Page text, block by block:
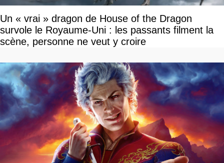
Un « vrai » dragon de House of the Dragon
survole le Royaume-Uni : les passants filment la
scène, personne ne veut y croire